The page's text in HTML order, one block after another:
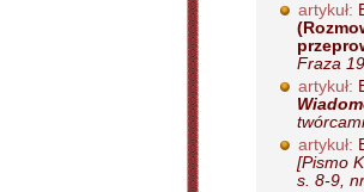
artykuł:
Fraza
artykuł:
artykuł:
[Pismo
s. 8-9,